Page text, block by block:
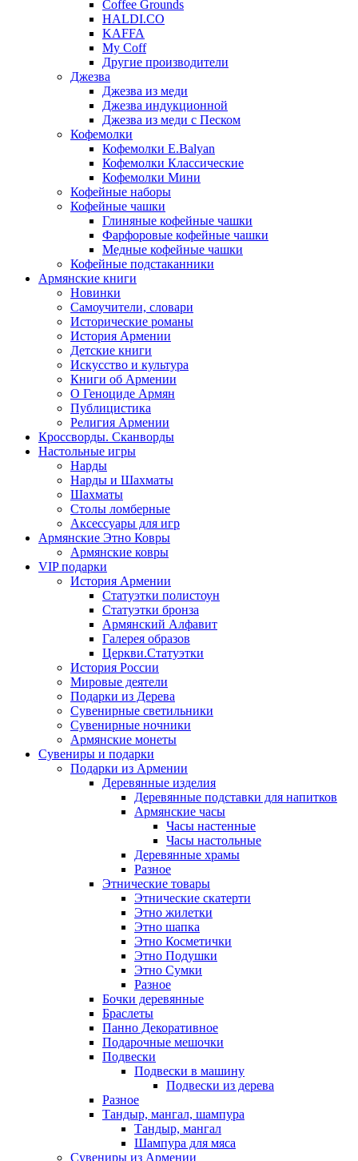
Coffee Grounds
HALDI.CO
KAFFA
My Coff
Другие производители
Джезва
Джезва из меди
Джезва индукционной
Джезва из меди с Песком
Кофемолки
Кофемолки E.Balyan
Кофемолки Классические
Кофемолки Мини
Кофейные наборы
Кофейные чашки
Глиняные кофейные чашки
Фарфоровые кофейные чашки
Медные кофейные чашки
Кофейные подстаканники
Армянские книги
Новинки
Самоучители, словари
Исторические романы
История Армении
Детские книги
Иcкусство и культура
Книги об Армении
О Геноциде Армян
Публицистика
Религия Армении
Кроссворды. Сканворды
Настольные игры
Нарды
Нарды и Шахматы
Шахматы
Столы ломберные
Аксессуары для игр
Армянские Этно Ковры
Армянские ковры
VIP подарки
История Армении
Статуэтки полистоун
Статуэтки бронза
Армянский Алфавит
Галерея образов
Церкви.Статуэтки
История России
Мировые деятели
Подарки из Дерева
Сувенирные светильники
Сувенирные ночники
Армянские монеты
Сувениры и подарки
Подарки из Армении
Деревянные изделия
Деревянные подставки для напитков
Армянские часы
Часы настенные
Часы настольные
Деревянные храмы
Разное
Этнические товары
Этнические скатерти
Этно жилетки
Этно шапка
Этно Косметички
Этно Подушки
Этно Сумки
Разное
Бочки деревянные
Браслеты
Панно Декоративное
Подарочные мешочки
Подвески
Подвески в машину
Подвески из дерева
Разное
Тандыр, мангал, шампура
Тандыр, мангал
Шампура для мяса
Сувениры из Армении